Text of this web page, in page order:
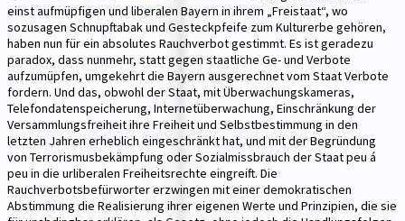
einst aufmüpfigen und liberalen Bayern in ihrem „Freistaat“, wo
sozusagen Schnupftabak und Gesteckpfeife zum Kulturerbe gehören,
haben nun für ein absolutes Rauchverbot gestimmt. Es ist geradezu
paradox, dass nunmehr, statt gegen staatliche Ge- und Verbote
aufzumüpfen, umgekehrt die Bayern ausgerechnet vom Staat Verbote
fordern. Und das, obwohl der Staat, mit Überwachungskameras,
Telefondatenspeicherung, Internetüberwachung, Einschränkung der
Versammlungsfreiheit ihre Freiheit und Selbstbestimmung in den
letzten Jahren erheblich eingeschränkt hat, und mit der Begründung
von Terrorismusbekämpfung oder Sozialmissbrauch der Staat peu á
peu in die urliberalen Freiheitsrechte eingreift. Die
Rauchverbotsbefürworter erzwingen mit einer demokratischen
Abstimmung die Realisierung ihrer eigenen Werte und Prinzipien, die sie